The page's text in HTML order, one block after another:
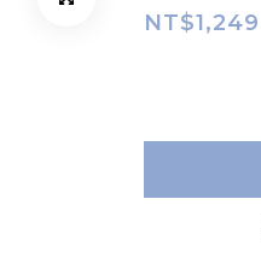
NT$1,249